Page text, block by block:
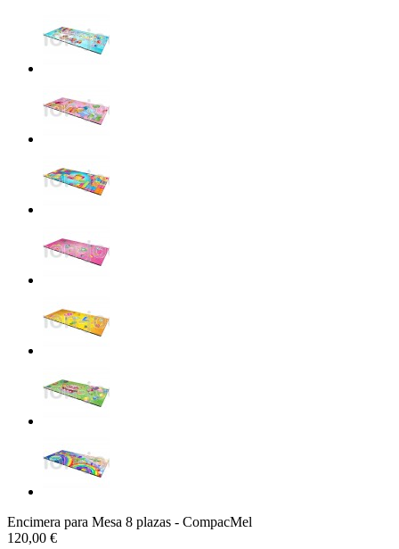
Encimera para Mesa 8 plazas - CompacMel
120,00 €